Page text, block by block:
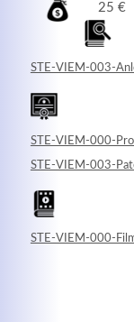
25 €
STE-VIEM-003-
STE-VIEM-000-
STE-VIEM-003-
STE-VIEM-000-
elit.